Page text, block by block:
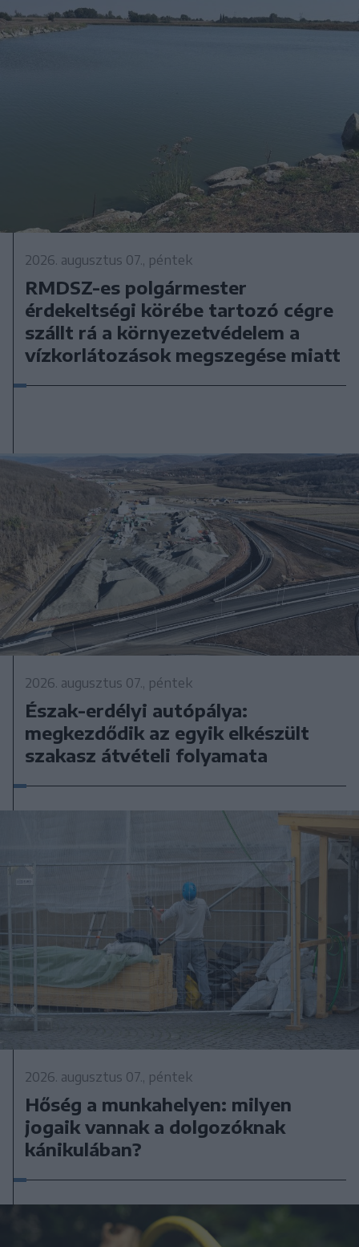
2026. augusztus 07., péntek
RMDSZ-es polgármester
érdekeltségi körébe tartozó cégre
szállt rá a környezetvédelem a
vízkorlátozások megszegése miatt
2026. augusztus 07., péntek
Észak-erdélyi autópálya:
megkezdődik az egyik elkészült
szakasz átvételi folyamata
2026. augusztus 07., péntek
Hőség a munkahelyen: milyen
jogaik vannak a dolgozóknak
kánikulában?